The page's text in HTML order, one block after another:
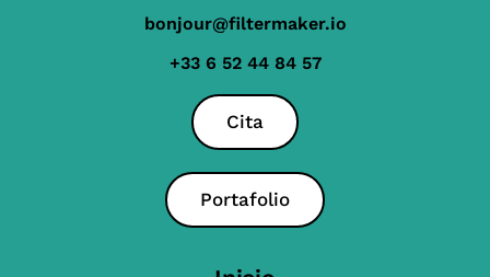
bonjour@filtermaker.io
+33 6 52 44 84 57
Cita
Portafolio